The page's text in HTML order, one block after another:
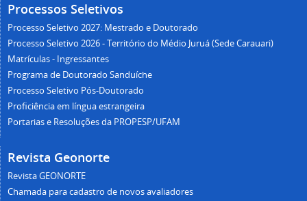
Processos Seletivos
Processo Seletivo 2027: Mestrado e Doutorado
Processo Seletivo 2026 - Território do Médio Juruá (Sede Carauari)
Matrículas - Ingressantes
Programa de Doutorado Sanduíche
Processo Seletivo Pós-Doutorado
Proficiência em língua estrangeira
Portarias e Resoluções da PROPESP/UFAM
Revista Geonorte
Revista GEONORTE
Chamada para cadastro de novos avaliadores